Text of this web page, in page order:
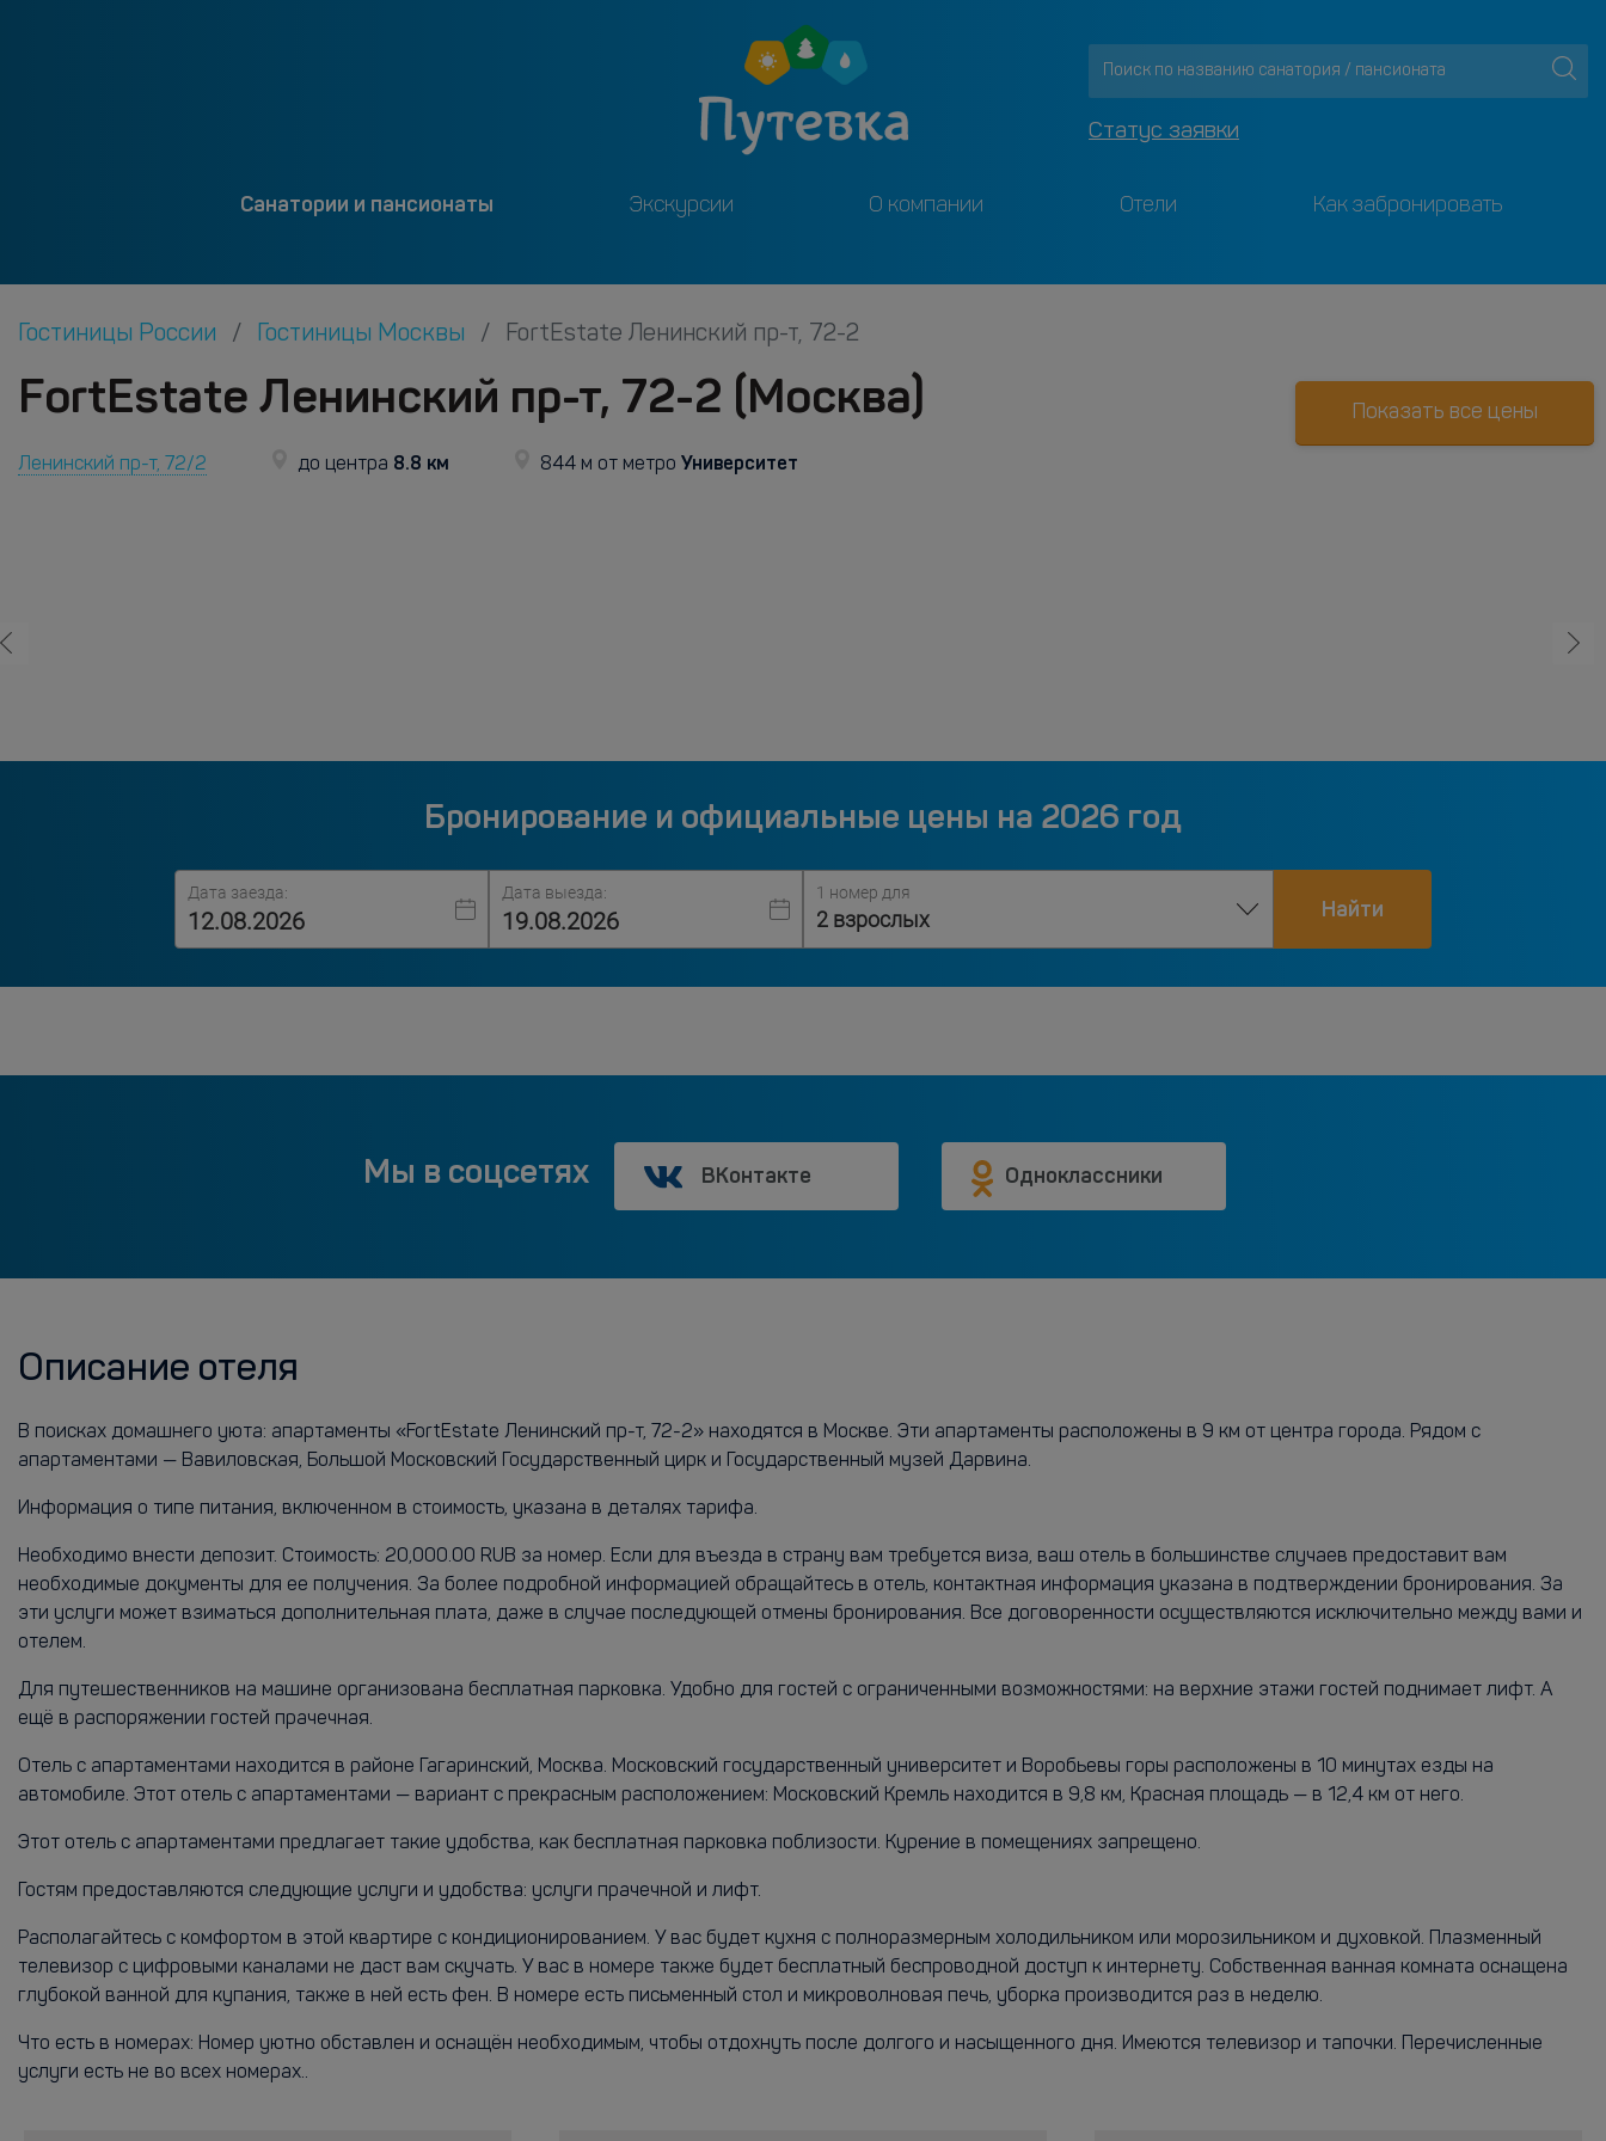
Статус заявки
Санатории и пансионаты Экскурсии О компании Отели Как забронировать
Гостиницы России Гостиницы Москвы FortEstate Ленинский пр-т, 72-2
FortEstate Ленинский пр-т, 72-2 (Москва)
Ленинский пр-т, 72/2 до центра 8.8 км 844 м от метро Университет
Показать все цены
Бронирование и официальные цены на 2026 год
Дата заезда: Дата выезда: 1 номер для
2 взрослых Найти
Мы в соцсетях ВКонтакте Одноклассники
Описание отеля
В поисках домашнего уюта: апартаменты «FortEstate Ленинский пр-т, 72-2» находятся в Москве. Эти апартаменты расположены в 9 км от центра города. Рядом с
апартаментами — Вавиловская, Большой Московский Государственный цирк и Государственный музей Дарвина.
Информация о типе питания, включенном в стоимость, указана в деталях тарифа.
Необходимо внести депозит. Стоимость: 20,000.00 RUB за номер. Если для въезда в страну вам требуется виза, ваш отель в большинстве случаев предоставит вам
необходимые документы для ее получения. За более подробной информацией обращайтесь в отель, контактная информация указана в подтверждении бронирования. За
эти услуги может взиматься дополнительная плата, даже в случае последующей отмены бронирования. Все договоренности осуществляются исключительно между вами и
отелем.
Для путешественников на машине организована бесплатная парковка. Удобно для гостей с ограниченными возможностями: на верхние этажи гостей поднимает лифт. А
ещё в распоряжении гостей прачечная.
Отель с апартаментами находится в районе Гагаринский, Москва. Московский государственный университет и Воробьевы горы расположены в 10 минутах езды на
автомобиле. Этот отель с апартаментами — вариант с прекрасным расположением: Московский Кремль находится в 9,8 км, Красная площадь — в 12,4 км от него.
Этот отель с апартаментами предлагает такие удобства, как бесплатная парковка поблизости. Курение в помещениях запрещено.
Гостям предоставляются следующие услуги и удобства: услуги прачечной и лифт.
Располагайтесь с комфортом в этой квартире с кондиционированием. У вас будет кухня с полноразмерным холодильником или морозильником и духовкой. Плазменный
телевизор c цифровыми каналами не даст вам скучать. У вас в номере также будет бесплатный беспроводной доступ к интернету. Собственная ванная комната оснащена
глубокой ванной для купания, также в ней есть фен. В номере есть письменный стол и микроволновая печь, уборка производится раз в неделю.
Что есть в номерах: Номер уютно обставлен и оснащён необходимым, чтобы отдохнуть после долгого и насыщенного дня. Имеются телевизор и тапочки. Перечисленные
услуги есть не во всех номерах..